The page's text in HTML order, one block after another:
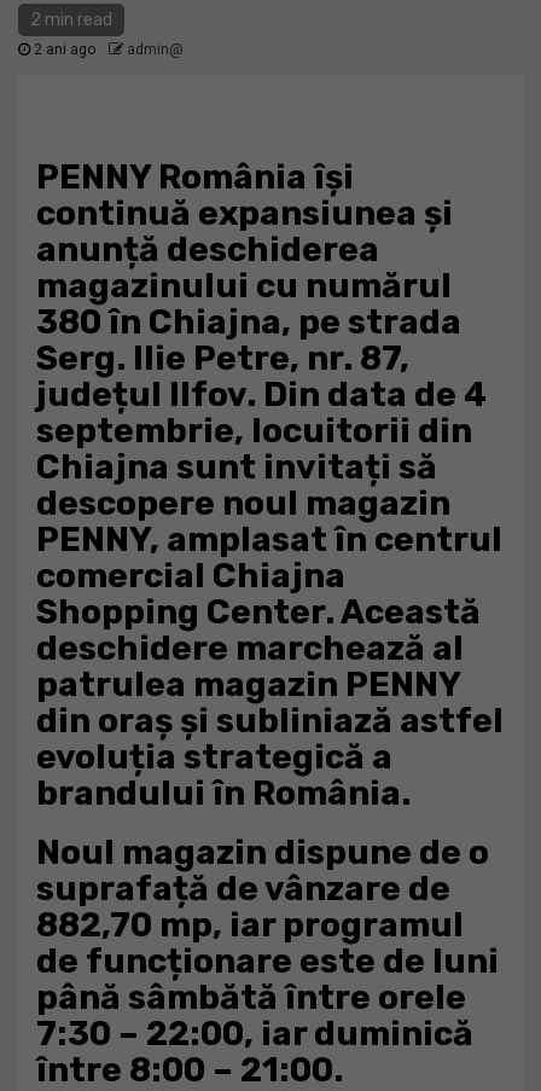
2 min read
2 ani ago admin@
PENNY România își
continuă expansiunea și
anunță deschiderea
magazinului cu numărul
380 în Chiajna, pe strada
Serg. Ilie Petre, nr. 87,
județul Ilfov. Din data de 4
septembrie, locuitorii din
Chiajna sunt invitați să
descopere noul magazin
PENNY, amplasat în centrul
comercial Chiajna
Shopping Center. Această
deschidere marchează al
patrulea magazin PENNY
din oraș și subliniază astfel
evoluția strategică a
brandului în România.
Noul magazin dispune de o
suprafață de vânzare de
882,70 mp, iar programul
de funcționare este de luni
până sâmbătă între orele
7:30 – 22:00, iar duminică
între 8:00 – 21:00.